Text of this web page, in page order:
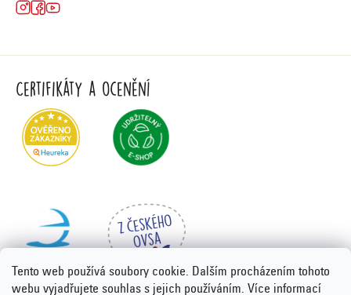
Tento web používá soubory cookie. Dalším procházením tohoto
webu vyjadřujete souhlas s jejich používáním. Více informací
Certifikáty a ocenění